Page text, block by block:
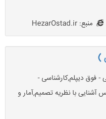
منبع: HezarOstad.ir
)
- فوق دیپلم,کارشناسی -
با نظریه تصمیم,آمار و